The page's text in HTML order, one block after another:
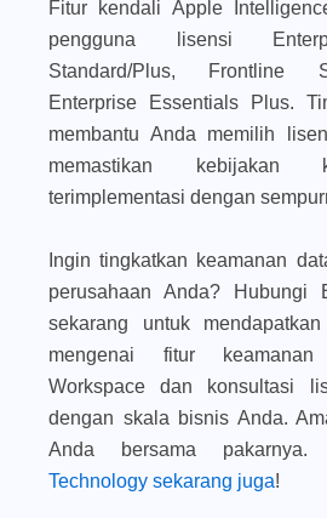
Fitur kendali Apple
pengguna lisensi
Standard/Plus, Frontline
Enterprise Essentials Plus.
membantu Anda memilih
memastikan kebijakan
terimplementasi dengan
Ingin tingkatkan keamanan
perusahaan Anda? Hubungi
sekarang untuk
mengenai fitur
Workspace dan konsultasi
dengan skala bisnis Anda. A
Anda bersama pakarnya.
Technology sekarang juga!